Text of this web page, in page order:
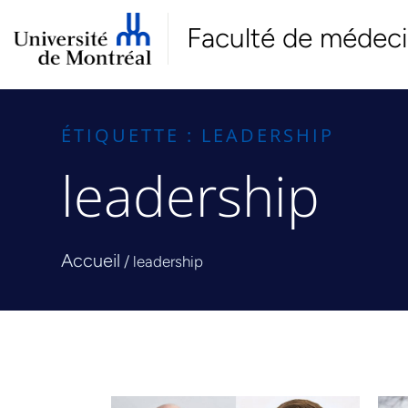
Faculté de
ÉTIQUETTE : LEADERSHIP
leadership
Accueil / leadership